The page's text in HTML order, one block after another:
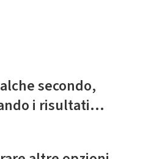
secondo,
i risultati...